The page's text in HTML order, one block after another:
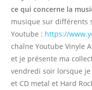
ce qui concerne la
musique sur différents
Youtube : https://
chaîne Youtube Vinyle
et je présente ma
vendredi soir lorsque
et CD metal et Hard